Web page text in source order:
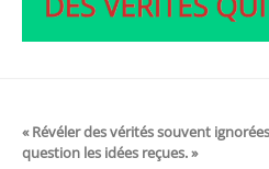
« Révéler des vérités souvent
question les idées reçues. »